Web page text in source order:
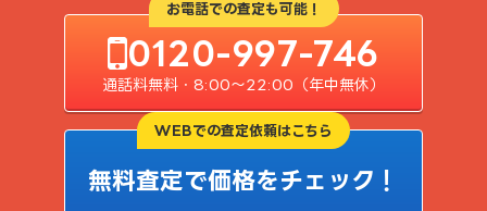
お電話での査定も可能！
0120-997-746
通話料無料・8:00〜22:00（年中無休）
WEBでの査定依頼はこちら
無料査定で価格をチェック！